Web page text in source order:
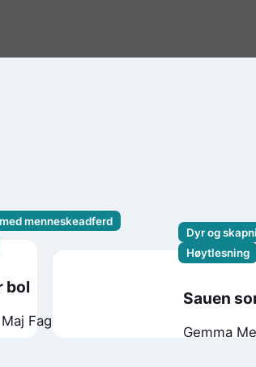
menneskeadferd
bol
Maj Fagerberg
Dyr og
Høytlesning
Sauen
Gemma